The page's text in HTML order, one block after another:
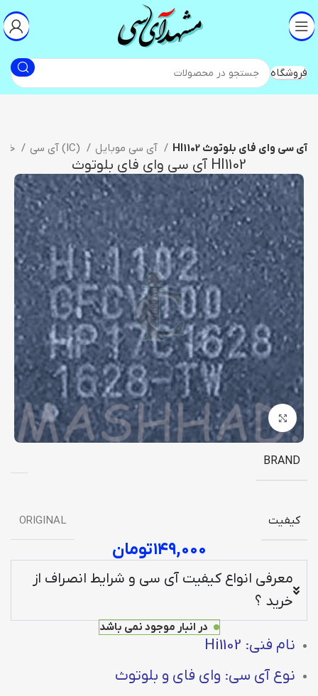
فروشگاه
آی سی (IC) HI1102 آی سی وای فای بلوتوث
HI1102 آی سی وای فای بلوتوث
برای بزرگنمایی کلیک کنید
BRAND
کیفیت ORIGINAL
۱۴۹,۰۰۰تومان
معرفی انواع کیفیت آی سی و شرایط انصراف از
خرید ؟
در انبار موجود نمی باشد
نام فنی: Hi1102
نوع آی سی: وای فای و بلوتوث